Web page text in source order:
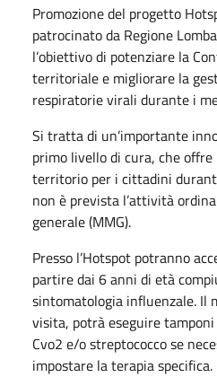
Promozione del progetto
patrocinato da Regione
l’obiettivo di potenziare la
territoriale e migliorare la
respiratorie virali durante i
Si tratta di un’importante
primo livello di cura, che
territorio per i cittadini
non è prevista l’attività
generale (MMG).
Presso l’Hotspot potranno
partire dai 6 anni di età
sintomatologia influenzale. Il
visita, potrà eseguire
Cvo2 e/o streptococco se
impostare la terapia specifica.